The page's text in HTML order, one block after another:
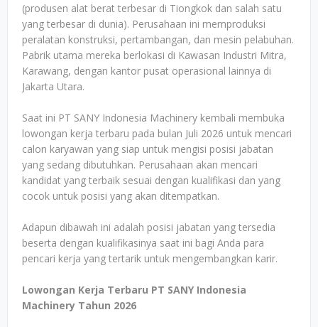
(produsen alat berat terbesar di Tiongkok dan salah satu
yang terbesar di dunia). Perusahaan ini memproduksi
peralatan konstruksi, pertambangan, dan mesin pelabuhan.
Pabrik utama mereka berlokasi di Kawasan Industri Mitra,
Karawang, dengan kantor pusat operasional lainnya di
Jakarta Utara.
Saat ini PT SANY Indonesia Machinery kembali membuka
lowongan kerja terbaru pada bulan Juli 2026 untuk mencari
calon karyawan yang siap untuk mengisi posisi jabatan
yang sedang dibutuhkan. Perusahaan akan mencari
kandidat yang terbaik sesuai dengan kualifikasi dan yang
cocok untuk posisi yang akan ditempatkan.
Adapun dibawah ini adalah posisi jabatan yang tersedia
beserta dengan kualifikasinya saat ini bagi Anda para
pencari kerja yang tertarik untuk mengembangkan karir.
Lowongan Kerja Terbaru PT SANY Indonesia
Machinery Tahun 2026